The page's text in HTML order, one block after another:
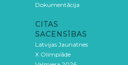
Dokumentācija
CITAS
SACENSĪBAS
Latvijas Jaunatnes
X Olimpiāde